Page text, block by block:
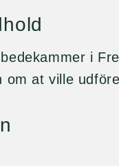
i
om at ville